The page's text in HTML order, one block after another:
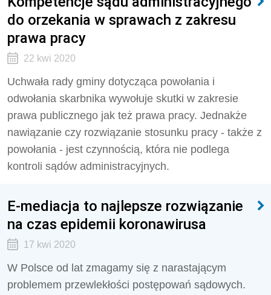
do orzekania w sprawach z zakresu
prawa pracy
22 kwi 2020
Uchwała rady gminy dotycząca powołania i
odwołania skarbnika wywołuje skutki w zakresie
prawa publicznego jak też prawa pracy. Jednakże
nawiązanie czy rozwiązanie stosunku pracy - także z
powołania - jest czynnością, która nie podlega
kontroli sądów administracyjnych.
E-mediacja to najlepsze rozwiązanie
na czas epidemii koronawirusa
17 kwi 2020
W Polsce od lat zmagamy się z narastającym
problemem przewlekłości postępowań sądowych.